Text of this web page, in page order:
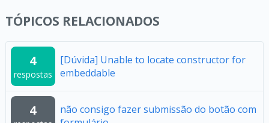
TÓPICOS RELACIONADOS
4
respostas
[Dúvida] Unable to locate constructor for
embeddable
4
não consigo fazer submissão do botão com